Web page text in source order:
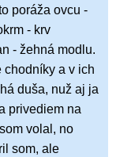
poráža ovcu -
- krv
- žehná modlu.
chodníky a v ich
duša, nuž aj ja
privediem na
volal, no
som, ale